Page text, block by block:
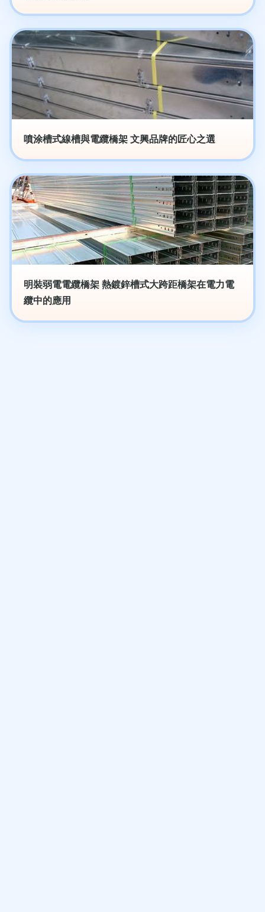
噴涂槽式線槽與電纜橋架 文興品牌的匠心之選
明裝弱電電纜橋架 熱鍍鋅槽式大跨距橋架在電力電
纜中的應用